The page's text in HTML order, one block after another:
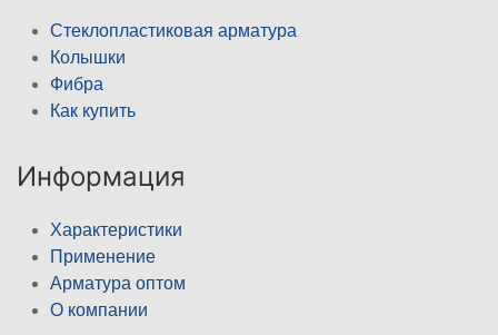
Стеклопластиковая арматура
Колышки
Фибра
Как купить
Информация
Характеристики
Применение
Арматура оптом
О компании